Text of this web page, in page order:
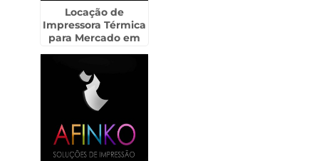
Locação de
Impressora Térmica
para Mercado em